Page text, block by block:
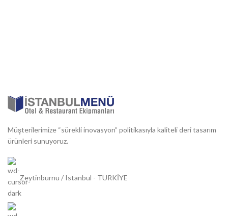
Müşterilerimize “sürekli inovasyon” politikasıyla kaliteli deri tasarım
ürünleri sunuyoruz.
Zeytinburnu / Istanbul - TURKİYE